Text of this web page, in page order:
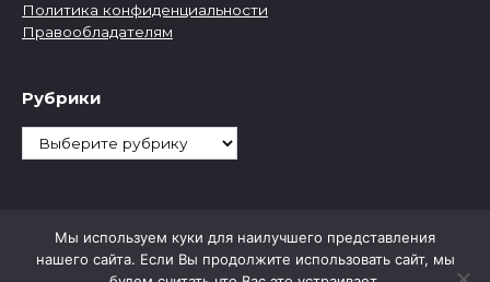
Политика конфиденциальности
Правообладателям
Рубрики
Рубрики
Мы используем куки для наилучшего представления
нашего сайта. Если Вы продолжите использовать сайт, мы